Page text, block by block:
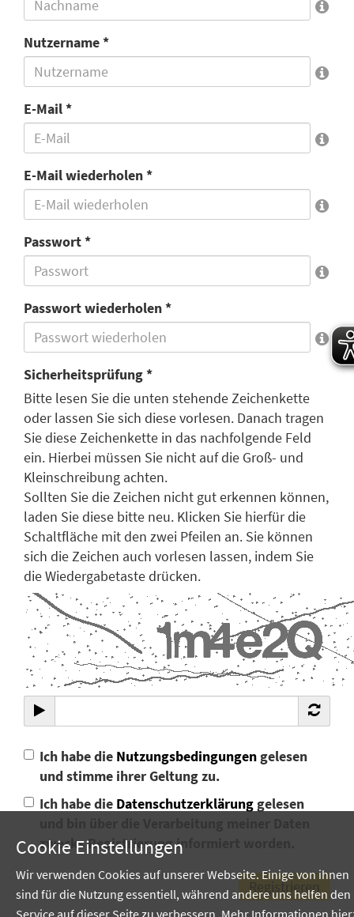
Nutzername *
E-Mail *
E-Mail wiederholen *
Passwort *
Passwort wiederholen *
Sicherheitsprüfung *
Bitte lesen Sie die unten stehende Zeichenkette
oder lassen Sie sich diese vorlesen. Danach tragen
Sie diese Zeichenkette in das nachfolgende Feld
ein. Hierbei müssen Sie nicht auf die Groß- und
Kleinschreibung achten.
Sollten Sie die Zeichen nicht gut erkennen können,
laden Sie diese bitte neu. Klicken Sie hierfür die
Schaltfläche mit den zwei Pfeilen an. Sie können
sich die Zeichen auch vorlesen lassen, indem Sie
die Wiedergabetaste drücken.
Ich habe die Nutzungsbedingungen gelesen
und stimme ihrer Geltung zu.
Ich habe die Datenschutzerklärung gelesen
zwecks Registrierung informiert worden.
Cookie Einstellungen
Wir verwenden Cookies auf unserer Webseite. Einige von ihnen
sind für die Nutzung essentiell, während andere uns helfen den
Service auf dieser Seite zu verbessern. Mehr Informationen